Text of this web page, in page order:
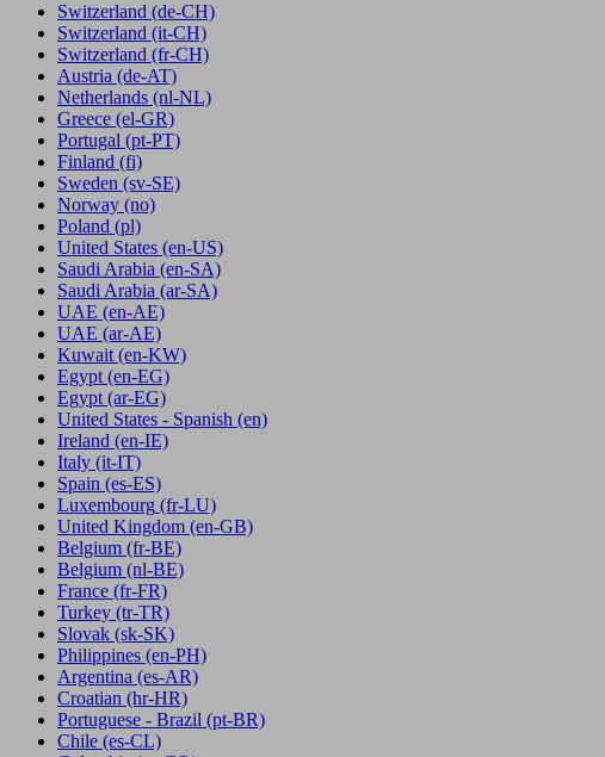
Switzerland (de-CH)
Switzerland (it-CH)
Switzerland (fr-CH)
Austria (de-AT)
Netherlands (nl-NL)
Greece (el-GR)
Portugal (pt-PT)
Finland (fi)
Sweden (sv-SE)
Norway (no)
Poland (pl)
United States (en-US)
Saudi Arabia (en-SA)
Saudi Arabia (ar-SA)
UAE (en-AE)
UAE (ar-AE)
Kuwait (en-KW)
Egypt (en-EG)
Egypt(ar-EG)
United States - Spanish (en)
Ireland (en-IE)
Italy (it-IT)
Spain (es-ES)
Luxembourg (fr-LU)
United Kingdom (en-GB)
Belgium (fr-BE)
Belgium (nl-BE)
France (fr-FR)
Turkey (tr-TR)
Slovak (sk-SK)
Philippines (en-PH)
Argentina (es-AR)
Croatian (hr-HR)
Portuguese - Brazil (pt-BR)
Chile (es-CL)